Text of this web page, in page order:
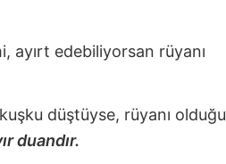
ayırt edebiliyorsan rüyanı
düştüyse, rüyanı olduğu
duandır.